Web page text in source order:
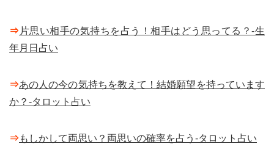
⇒ 片思い相手の気持ちを占う！相手はどう思ってる？-生
年月日占い
⇒あの人の今の気持ちを教えて！結婚願望を持っています
か？-タロット占い
⇒もしかして両思い？両思いの確率を占う-タロット占い